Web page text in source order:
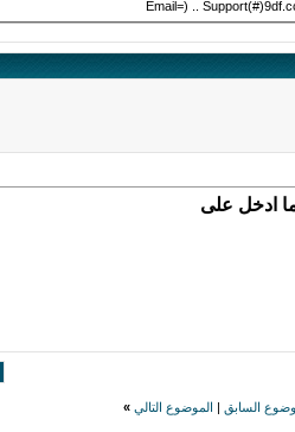
Email=) ..
ادخل على
السابق الموضوع التالي »